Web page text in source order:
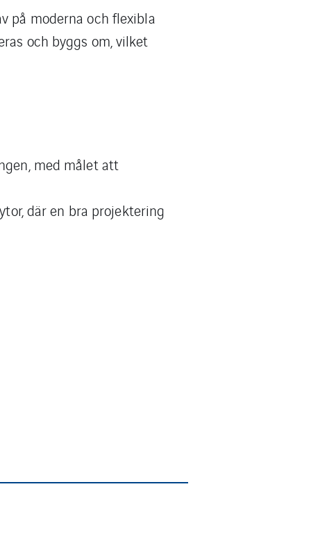
på moderna och flexibla
och byggs om, vilket
med målet att
där en bra projektering